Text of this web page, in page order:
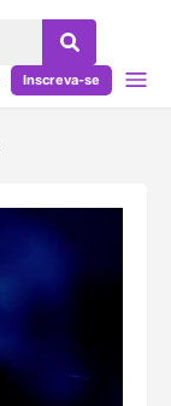
Inscreva-se